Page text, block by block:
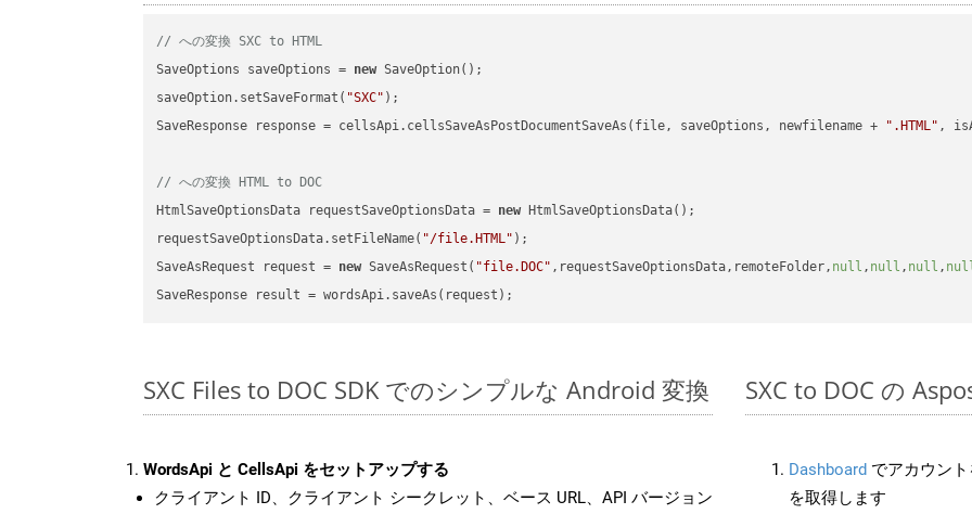
// への変換 SXC to HTML
SaveOptions saveOptions = new SaveOption();
saveOption.setSaveFormat( "SXC" );
SaveResponse response = cellsApi.cellsSaveAsPostDocumentSaveAs(file, saveOptions, newfilename +
".HTML" ,
// への変換 HTML to DOC
HtmlSaveOptionsData requestSaveOptionsData = new HtmlSaveOptionsData();
requestSaveOptionsData.setFileName( "/file.HTML" );
SaveAsRequest request = new SaveAsRequest( "file.DOC" ,requestSaveOptionsData,remoteFolder, null , null , null ,
SXC Files to DOC SDK でのシンプルな Android 変換
WordsApi と CellsApi をセットアップする
クライアント ID、クライアント シークレット、ベース URL、API バージョン
SXC to DOC の
Dashboard でアカウン
を取得します